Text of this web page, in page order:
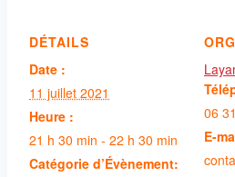
DÉTAILS
Date :
11 juillet 2021
Heure :
21 h 30 min - 22 h 30 min
Catégorie d’Évènement:
06
E-